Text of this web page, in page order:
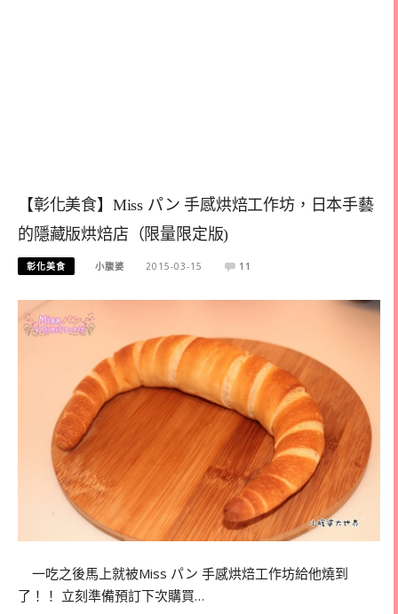
【彰化美食】Miss パン 手感烘焙工作坊，日本手藝
的隱藏版烘焙店（限量限定版)
彰化美食 小腹婆 2015-03-15 11
一吃之後馬上就被Miss パン 手感烘焙工作坊給他燒到
了！！ 立刻準備預訂下次購買…